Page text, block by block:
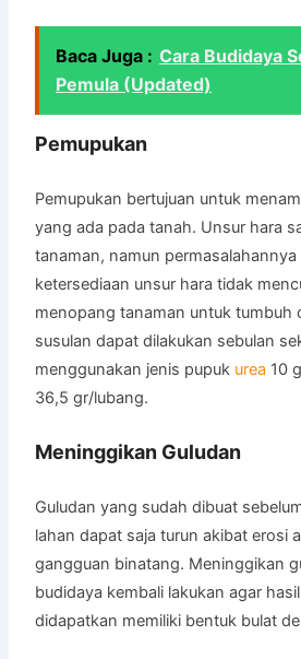
Baca Juga : Cara Budidaya
Pemula (Updated)
Pemupukan
Pemupukan bertujuan untuk
yang ada pada tanah. Unsur hara
tanaman, namun
ketersediaan unsur hara tidak
menopang tanaman untuk tumbuh
susulan dapat dilakukan sebulan
menggunakan jenis pupuk urea 10
36,5 gr/lubang.
Meninggikan Guludan
Guludan yang sudah dibuat
lahan dapat saja turun akibat erosi
gangguan binatang. Meninggikan
budidaya kembali lakukan agar
didapatkan memiliki bentuk bulat